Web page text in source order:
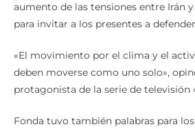
aumento de las tensiones entre Irán y
para invitar a los presentes a
«El movimiento por el clima y el
deben moverse como uno solo»,
protagonista de la serie de televisión
Fonda tuvo también palabras para